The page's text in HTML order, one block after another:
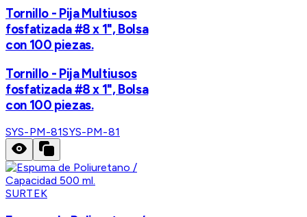
Tornillo - Pija Multiusos
fosfatizada #8 x 1", Bolsa
con 100 piezas.
Tornillo - Pija Multiusos
fosfatizada #8 x 1", Bolsa
con 100 piezas.
SYS-PM-81SYS-PM-81
SURTEK